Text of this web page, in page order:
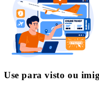
Use para visto ou